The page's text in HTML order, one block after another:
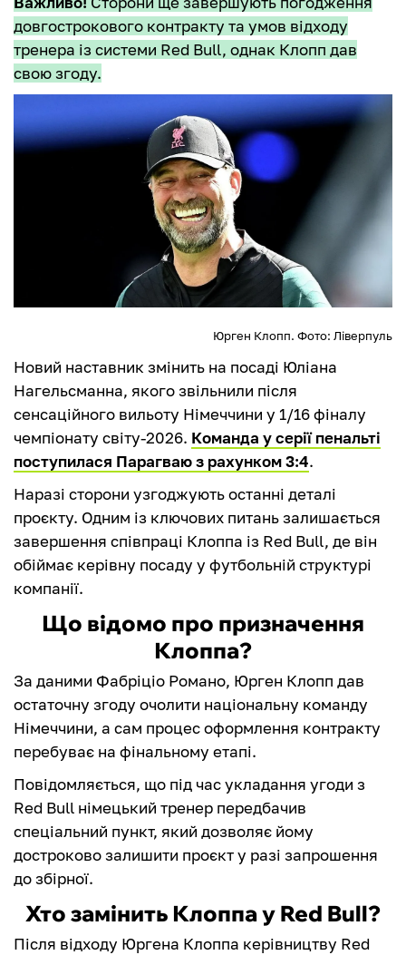
довгострокового контракту та умов відходу
тренера із системи Red Bull, однак Клопп дав
свою згоду.
Юрген Клопп. Фото: Ліверпуль
Новий наставник змінить на посаді Юліана
Нагельсманна, якого звільнили після
сенсаційного вильоту Німеччини у 1/16 фіналу
чемпіонату світу-2026. Команда у серії пенальті
поступилася Парагваю з рахунком 3:4.
Наразі сторони узгоджують останні деталі
проєкту. Одним із ключових питань залишається
завершення співпраці Клоппа із Red Bull, де він
обіймає керівну посаду у футбольній структурі
компанії.
Що відомо про призначення
Клоппа?
За даними Фабріціо Романо, Юрген Клопп дав
остаточну згоду очолити національну команду
Німеччини, а сам процес оформлення контракту
перебуває на фінальному етапі.
Повідомляється, що під час укладання угоди з
Red Bull німецький тренер передбачив
спеціальний пункт, який дозволяє йому
достроково залишити проєкт у разі запрошення
до збірної.
Хто замінить Клоппа у Red Bull?
Після відходу Юргена Клоппа керівництву Red